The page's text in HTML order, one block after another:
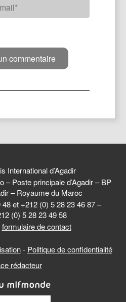
International d’Agadir
– Poste principale d’Agadir – BP
– Royaume du Maroc
et +212 (0) 5 28 23 46 87 –
(0) 5 28 23 49 58
formulaire de contact
- Politique de confidentialité
rédacteur